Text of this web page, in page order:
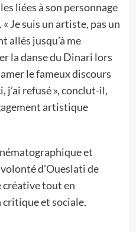
liées à son personnage
Je suis un artiste, pas un
allés jusqu’à me
la danse du Dinari lors
le fameux discours
j’ai refusé », conclut-il,
artistique
et
d’Oueslati de
créative tout en
et sociale.